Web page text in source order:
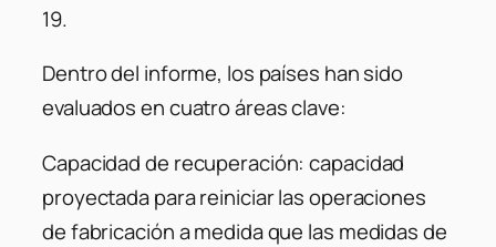
19.
Dentro del informe, los países han sido
evaluados en cuatro áreas clave:
Capacidad de recuperación: capacidad
proyectada para reiniciar las operaciones
de fabricación a medida que las medidas de